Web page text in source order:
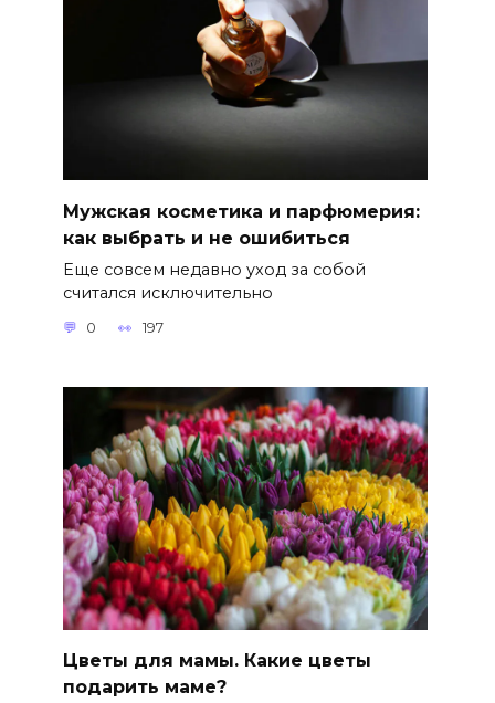
Мужская косметика и парфюмерия:
как выбрать и не ошибиться
Еще совсем недавно уход за собой
считался исключительно
0 197
Цветы для мамы. Какие цветы
подарить маме?